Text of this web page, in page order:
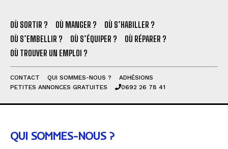
OÙ SORTIR ? OÙ MANGER ?
OÙ S’HABILLER ?
OÙ S’EMBELLIR ?
OÙ S’ÉQUIPER ?
OÙ RÉPARER ?
OÙ TROUVER UN EMPLOI ?
CONTACT QUI SOMMES-NOUS ?
ADHÉSIONS
PETITES ANNONCES GRATUITES
0692 26 78 41
QUI SOMMES-NOUS ?